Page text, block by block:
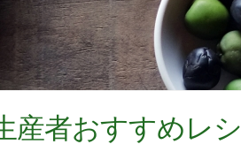
産者おすすめレシ